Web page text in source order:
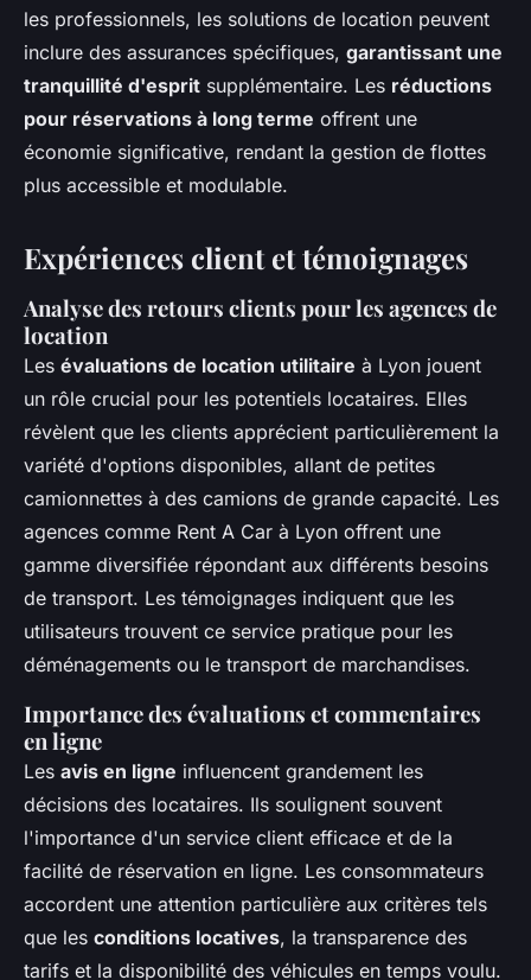
les professionnels, les solutions de location peuvent
inclure des assurances spécifiques, garantissant une
tranquillité d'esprit supplémentaire. Les réductions
pour réservations à long terme offrent une
économie significative, rendant la gestion de flottes
plus accessible et modulable.
Expériences client et témoignages
Analyse des retours clients pour les agences de
location
Les évaluations de location utilitaire à Lyon jouent
un rôle crucial pour les potentiels locataires. Elles
révèlent que les clients apprécient particulièrement la
variété d'options disponibles, allant de petites
camionnettes à des camions de grande capacité. Les
agences comme Rent A Car à Lyon offrent une
gamme diversifiée répondant aux différents besoins
de transport. Les témoignages indiquent que les
utilisateurs trouvent ce service pratique pour les
déménagements ou le transport de marchandises.
Importance des évaluations et commentaires
en ligne
Les avis en ligne influencent grandement les
décisions des locataires. Ils soulignent souvent
l'importance d'un service client efficace et de la
facilité de réservation en ligne. Les consommateurs
accordent une attention particulière aux critères tels
que les conditions locatives, la transparence des
tarifs et la disponibilité des véhicules en temps voulu.